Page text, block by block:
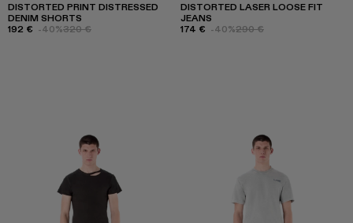
DISTORTED PRINT DISTRESSED
DENIM SHORTS
192 € -40%320 €
DISTORTED LASER LOOSE FIT
JEANS
174 € -40%290 €